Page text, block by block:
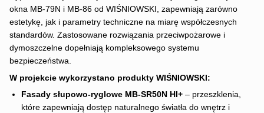
okna MB-79N i MB-86 od WIŚNIOWSKI, zapewniają zarówno
estetykę, jak i parametry techniczne na miarę współczesnych
standardów. Zastosowane rozwiązania przeciwpożarowe i
dymoszczelne dopełniają kompleksowego systemu
bezpieczeństwa.
W projekcie wykorzystano produkty WIŚNIOWSKI:
Fasady słupowo-ryglowe MB-SR50N HI+ – przeszklenia,
które zapewniają dostęp naturalnego światła do wnętrz i